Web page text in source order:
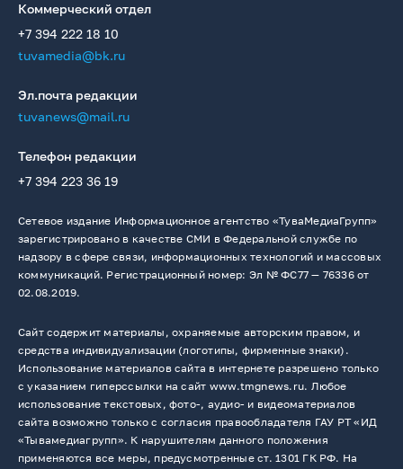
Коммерческий отдел
+7 394 222 18 10
tuvamedia@bk.ru
Эл.почта редакции
tuvanews@mail.ru
Телефон редакции
+7 394 223 36 19
Сетевое издание Информационное агентство «ТуваМедиаГрупп»
зарегистрировано в качестве СМИ в Федеральной службе по
надзору в сфере связи, информационных технологий и массовых
коммуникаций. Регистрационный номер: Эл № ФС77 — 76336 от
02.08.2019.
Сайт содержит материалы, охраняемые авторским правом, и
средства индивидуализации (логотипы, фирменные знаки).
Использование материалов сайта в интернете разрешено только
с указанием гиперссылки на сайт www.tmgnews.ru. Любое
использование текстовых, фото-, аудио- и видеоматериалов
сайта возможно только с согласия правообладателя ГАУ РТ «ИД
«Тывамедиагрупп». К нарушителям данного положения
применяются все меры, предусмотренные ст. 1301 ГК РФ. На